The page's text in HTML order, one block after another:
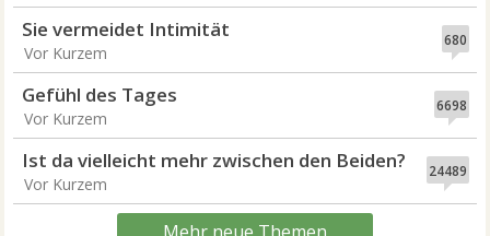
680
Sie vermeidet Intimität
Vor Kurzem
6698
Gefühl des Tages
Vor Kurzem
24489
Ist da vielleicht mehr zwischen den Beiden?
Vor Kurzem